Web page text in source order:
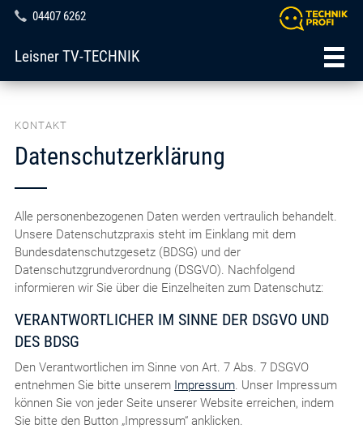
04407 6262
Leisner TV-TECHNIK
KONTAKT
Datenschutzerklärung
Alle personenbezogenen Daten werden vertraulich behandelt.
Unsere Datenschutzpraxis steht im Einklang mit dem
Bundesdatenschutzgesetz (BDSG) und der
Datenschutzgrundverordnung (DSGVO). Nachfolgend
informieren wir Sie über die Einzelheiten zum Datenschutz:
VERANTWORTLICHER IM SINNE DER DSGVO UND
DES BDSG
Den Verantwortlichen im Sinne von Art. 7 Abs. 7 DSGVO
entnehmen Sie bitte unserem Impressum. Unser Impressum
können Sie von jeder Seite unserer Website erreichen, indem
Sie bitte den Button „Impressum“ anklicken.